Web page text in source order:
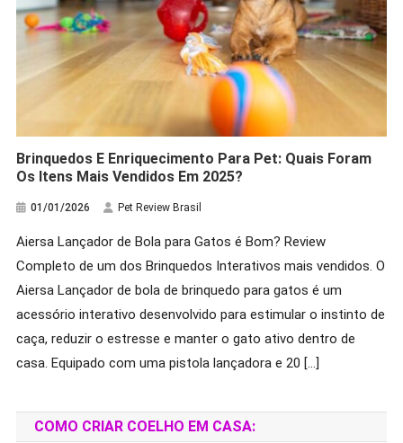
Brinquedos E Enriquecimento Para Pet: Quais Foram
Os Itens Mais Vendidos Em 2025?
01/01/2026 Pet Review Brasil
Aiersa Lançador de Bola para Gatos é Bom? Review
Completo de um dos Brinquedos Interativos mais vendidos. O
Aiersa Lançador de bola de brinquedo para gatos é um
acessório interativo desenvolvido para estimular o instinto de
caça, reduzir o estresse e manter o gato ativo dentro de
casa. Equipado com uma pistola lançadora e 20 […]
COMO CRIAR COELHO EM CASA: